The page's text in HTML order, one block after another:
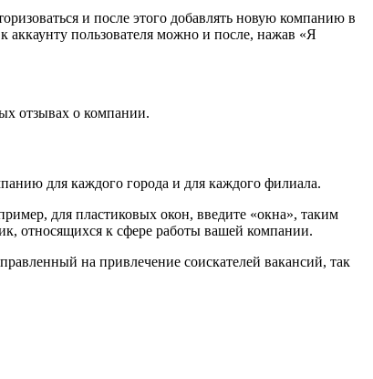
и после этого добавлять новую компанию в
аккаунту пользователя можно и после, нажав «Я
отзывах о компании.
для каждого города и для каждого филиала.
для пластиковых окон, введите «окна», таким
относящихся к сфере работы вашей компании.
на привлечение соискателей вакансий, так